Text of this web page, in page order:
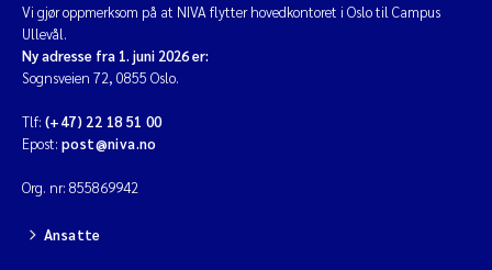
Valentina Elena Tartiu
Tânia Cristina Gomes
Susan Skogtvedt Røed
Belinda Valdecanas
Elianne Dunthorn Egge
Vi gjør oppmerksom på at NIVA flytter hovedkontoret i Oslo til Campus
Ullevål.
Ny adresse fra 1. juni 2026 er:
Sognsveien 72, 0855 Oslo.
Tlf: (+47) 22 18 51 00
Epost: post@niva.no
Org. nr: 855869942
Ansatte